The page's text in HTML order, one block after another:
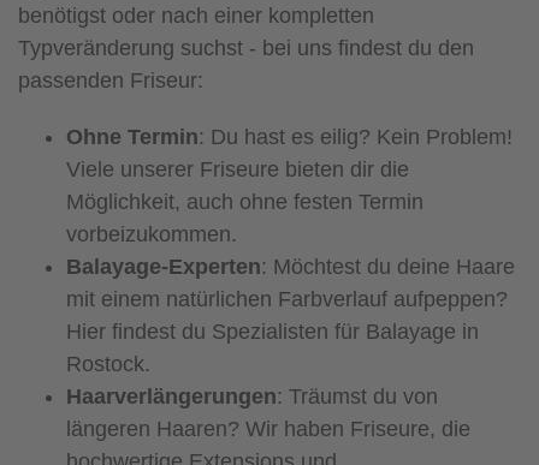
benötigst oder nach einer kompletten
Typveränderung suchst - bei uns findest du den
passenden Friseur:
Ohne Termin: Du hast es eilig? Kein Problem!
Viele unserer Friseure bieten dir die
Möglichkeit, auch ohne festen Termin
vorbeizukommen.
Balayage-Experten: Möchtest du deine Haare
mit einem natürlichen Farbverlauf aufpeppen?
Hier findest du Spezialisten für Balayage in
Rostock.
Haarverlängerungen: Träumst du von
längeren Haaren? Wir haben Friseure, die